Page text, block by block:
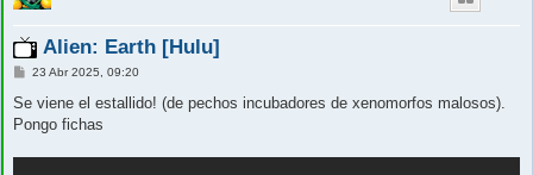
Alien: Earth [Hulu]
M
n
a
e
23 Abr 2025, 09:20
Se viene el estallido! (de pechos incubadores de xenomorfos malosos).
Pongo fichas